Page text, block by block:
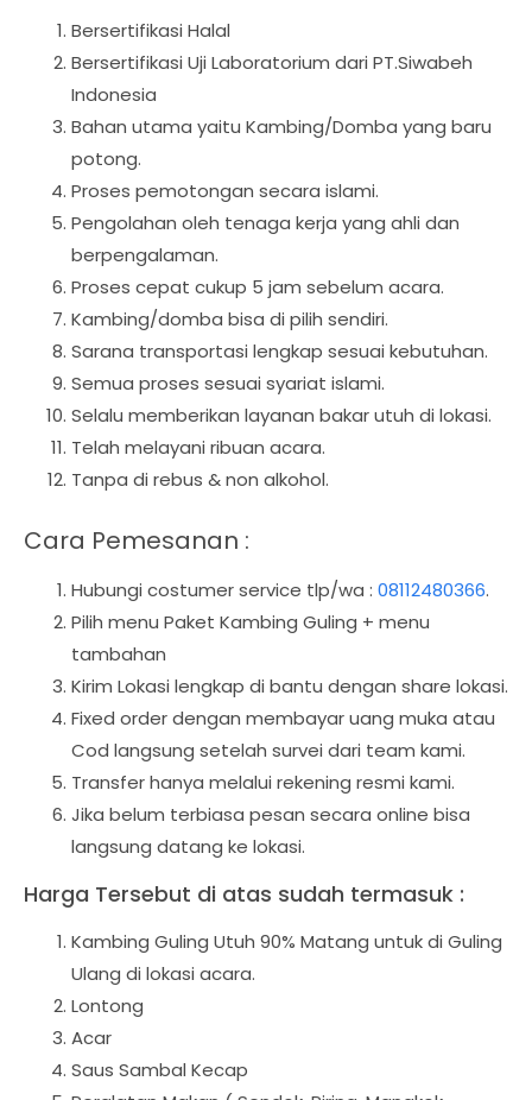
Bersertifikasi Halal
Bersertifikasi Uji Laboratorium dari PT.Siwabeh
Indonesia
Bahan utama yaitu Kambing/Domba yang baru
potong.
Proses pemotongan secara islami.
Pengolahan oleh tenaga kerja yang ahli dan
berpengalaman.
Proses cepat cukup 5 jam sebelum acara.
Kambing/domba bisa di pilih sendiri.
Sarana transportasi lengkap sesuai kebutuhan.
Semua proses sesuai syariat islami.
Selalu memberikan layanan bakar utuh di lokasi.
Telah melayani ribuan acara.
Tanpa di rebus & non alkohol.
Cara Pemesanan :
Hubungi costumer service tlp/wa : 08112480366.
Pilih menu Paket Kambing Guling + menu
tambahan
Kirim Lokasi lengkap di bantu dengan share lokasi.
Fixed order dengan membayar uang muka atau
Cod langsung setelah survei dari team kami.
Transfer hanya melalui rekening resmi kami.
Jika belum terbiasa pesan secara online bisa
langsung datang ke lokasi.
Harga Tersebut di atas sudah termasuk :
Kambing Guling Utuh 90% Matang untuk di Guling
Ulang di lokasi acara.
Lontong
Acar
Saus Sambal Kecap